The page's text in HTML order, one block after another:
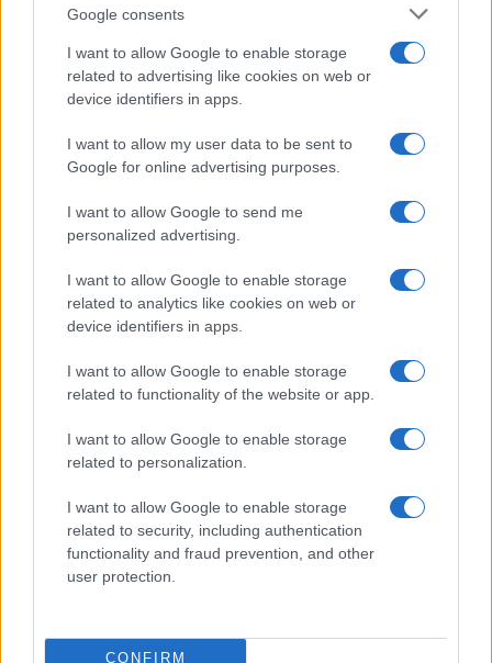
Google consents
I want to allow Google to enable storage
related to advertising like cookies on web or
device identifiers in apps.
I want to allow my user data to be sent to
Google for online advertising purposes.
I want to allow Google to send me
personalized advertising.
I want to allow Google to enable storage
related to analytics like cookies on web or
device identifiers in apps.
I want to allow Google to enable storage
related to functionality of the website or app.
I want to allow Google to enable storage
related to personalization.
I want to allow Google to enable storage
related to security, including authentication
functionality and fraud prevention, and other
user protection.
CONFIRM
ampio e articolato che consideri sia i diritti dei
bambini sia la stabilità delle famiglie, essenziale
per affrontare la questione in modo equilibrato.
società, in particolare il rapporto tra identità,
appartenenza e diritti. Indubbiamente da
considerare, ad oggi, è una questione di principio
per l’intera comunità.
L’obiettivo dello“Ius Scholae”, come dello
promuovere l’integrazione
diritto alla cittadinanza per chi è cresciuto e si è
formato in Italia. Tuttavia, affinché questa
integrazione sia piena e reale, è necessario
considerare la famiglia nella sua unità, evitando di
riflessione più ampia, che coniughi i diritti dei
minori con la stabilità familiare, potrebbe offrire
una risposta più completa alle esigenze di chi vive